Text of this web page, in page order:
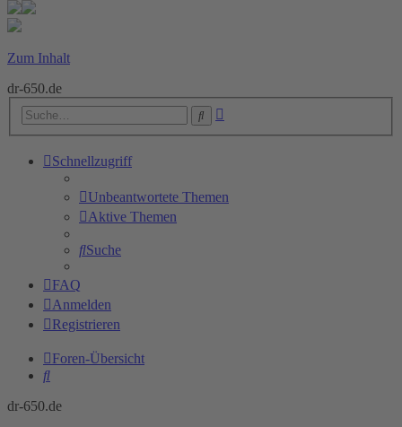
Zum Inhalt
dr-650.de
Suche
Schnellzugriff
Unbeantwortete Themen
Aktive Themen
Suche
FAQ
Anmelden
Registrieren
Foren-Übersicht
Suche
dr-650.de